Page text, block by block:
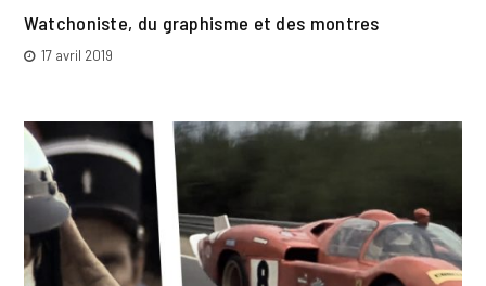
Watchoniste, du graphisme et des montres
17 avril 2019